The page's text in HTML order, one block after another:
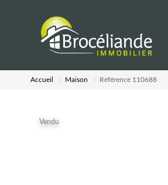
Accueil Maison Référence 110688
Vendu